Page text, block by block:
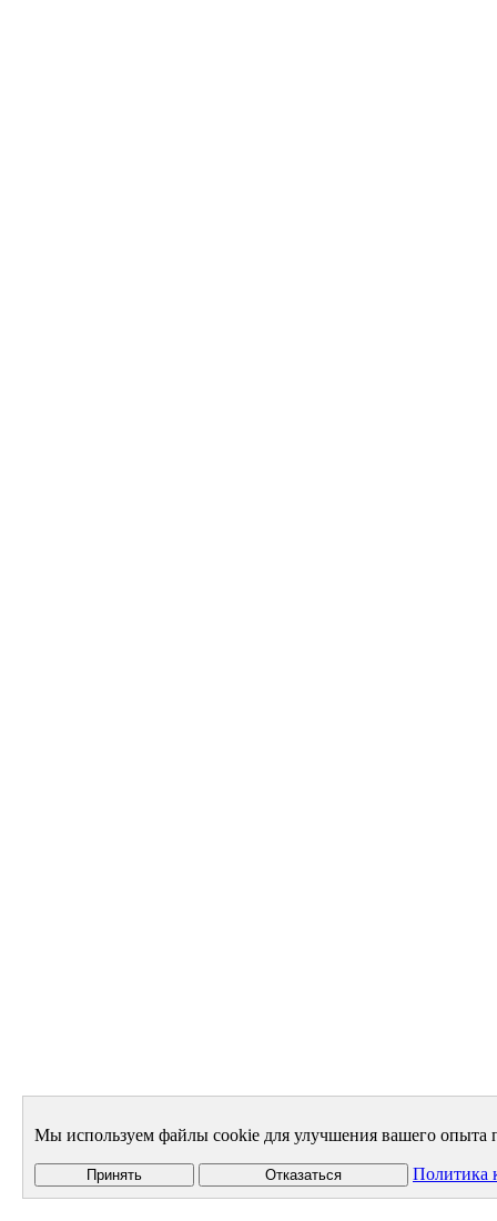
Мы используем файлы cookie для улучшения вашего опыта
Принять Отказаться Политика